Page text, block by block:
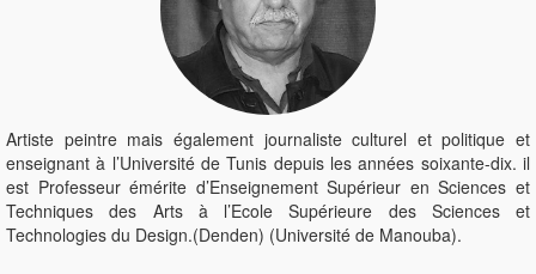
Artiste peintre mais également journaliste culturel et politique et
enseignant à l’Université de Tunis depuis les années soixante-dix. il
est Professeur émérite d’Enseignement Supérieur en Sciences et
Techniques des Arts à l’Ecole Supérieure des Sciences et
Technologies du Design.(Denden) (Université de Manouba).